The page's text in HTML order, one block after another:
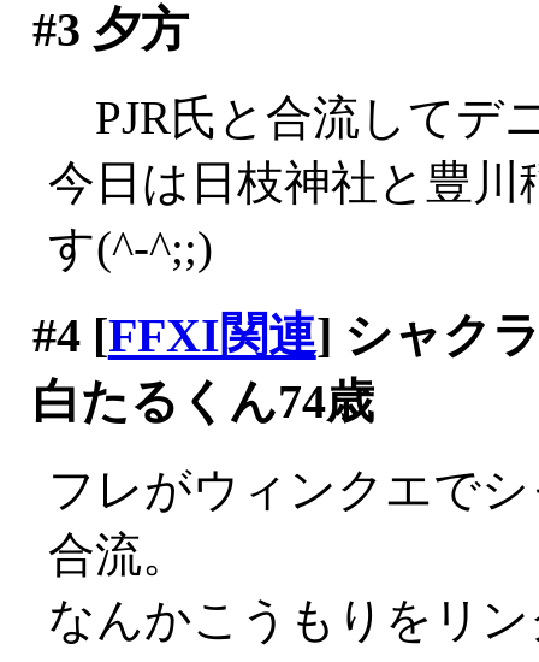
#3 夕方
PJR氏と合流してデ
今日は日枝神社と豊
す(^-^;;)
#4[FFXI関連] シャク
白たるくん74歳
フレがウィンクエで
合流。
なんかこうもりをリ